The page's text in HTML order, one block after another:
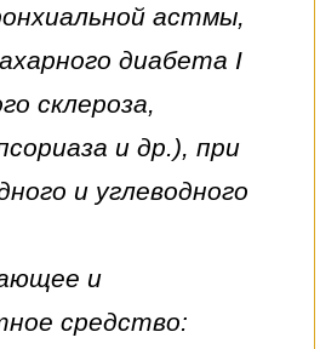
астмы,
диабета I
склероза,
и др.), при
и углеводного
и
средство: